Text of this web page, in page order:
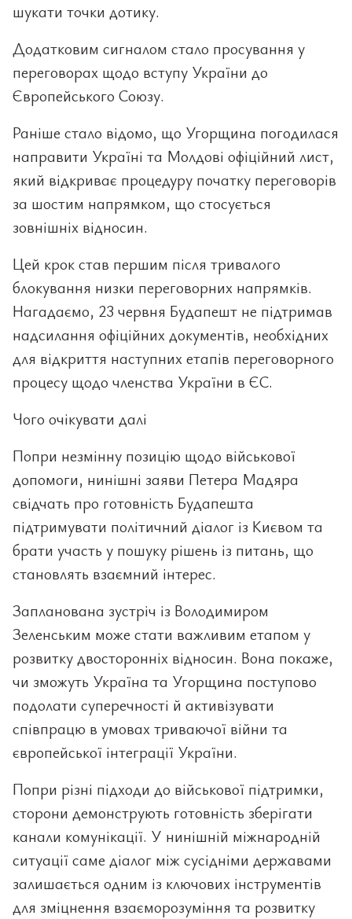
шукати точки дотику.
Додатковим сигналом стало просування у
переговорах щодо вступу України до
Європейського Союзу.
Раніше стало відомо, що Угорщина погодилася
направити Україні та Молдові офіційний лист,
який відкриває процедуру початку переговорів
за шостим напрямком, що стосується
зовнішніх відносин.
Цей крок став першим після тривалого
блокування низки переговорних напрямків.
Нагадаємо, 23 червня Будапешт не підтримав
надсилання офіційних документів, необхідних
для відкриття наступних етапів переговорного
процесу щодо членства України в ЄС.
Чого очікувати далі
Попри незмінну позицію щодо військової
допомоги, нинішні заяви Петера Мадяра
свідчать про готовність Будапешта
підтримувати політичний діалог із Києвом та
брати участь у пошуку рішень із питань, що
становлять взаємний інтерес.
Запланована зустріч із Володимиром
Зеленським може стати важливим етапом у
розвитку двосторонніх відносин. Вона покаже,
чи зможуть Україна та Угорщина поступово
подолати суперечності й активізувати
співпрацю в умовах триваючої війни та
європейської інтеграції України.
Попри різні підходи до військової підтримки,
сторони демонструють готовність зберігати
канали комунікації. У нинішній міжнародній
ситуації саме діалог між сусідніми державами
залишається одним із ключових інструментів
для зміцнення взаєморозуміння та розвитку